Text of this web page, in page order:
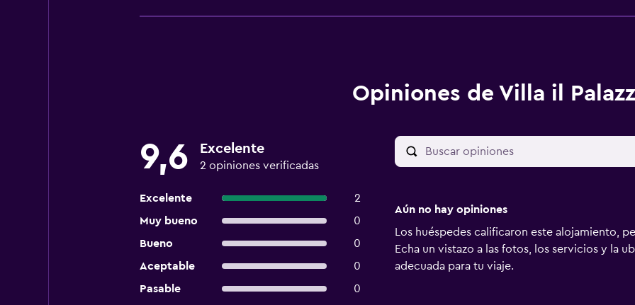
Opiniones de Villa il
9,6 Excelente
2 opiniones verificadas
Excelente
2
Muy bueno
0
Bueno
0
Aceptable
0
Pasable
0
Aún no hay opiniones
Los huéspedes calificaron este alojamiento,
Echa un vistazo a las fotos, los servicios y la
adecuada para tu viaje.